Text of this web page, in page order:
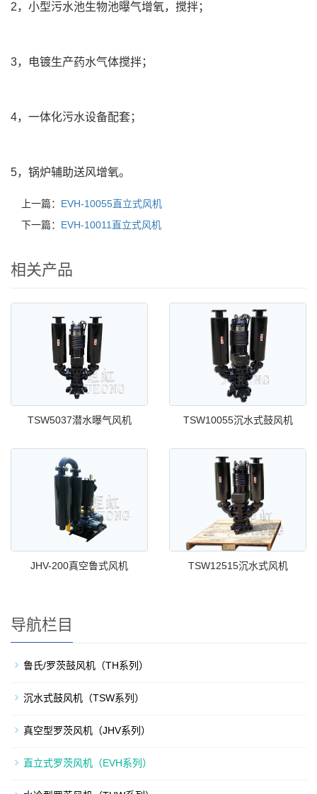
2，小型污水池生物池曝气增氧，搅拌；
3，电镀生产药水气体搅拌；
4，一体化污水设备配套；
5，锅炉辅助送风增氧。
上一篇： EVH-10055直立式风机
下一篇： EVH-10011直立式风机
相关产品
TSW5037潜水曝气风机 TSW10055沉水式鼓风机
JHV-200真空鲁式风机 TSW12515沉水式风机
导航栏目
鲁氏/罗茨鼓风机（TH系列）
沉水式鼓风机（TSW系列）
真空型罗茨风机（JHV系列）
直立式罗茨风机（EVH系列）